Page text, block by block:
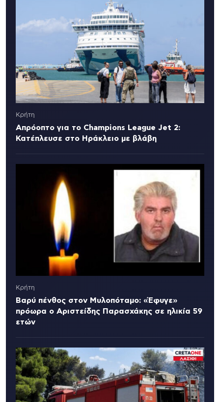
Κρήτη
Απρόοπτο για το Champions League Jet 2:
Κατέπλευσε στο Ηράκλειο με βλάβη
Κρήτη
Βαρύ πένθος στον Μυλοπόταμο: «Έφυγε»
πρόωρα ο Αριστείδης Παρασχάκης σε ηλικία 59
ετών